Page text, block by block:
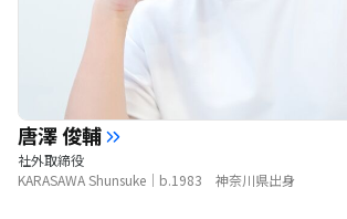
唐澤 俊輔
社外取締役
KARASAWA Shunsuke｜b.1983 神奈川県出身